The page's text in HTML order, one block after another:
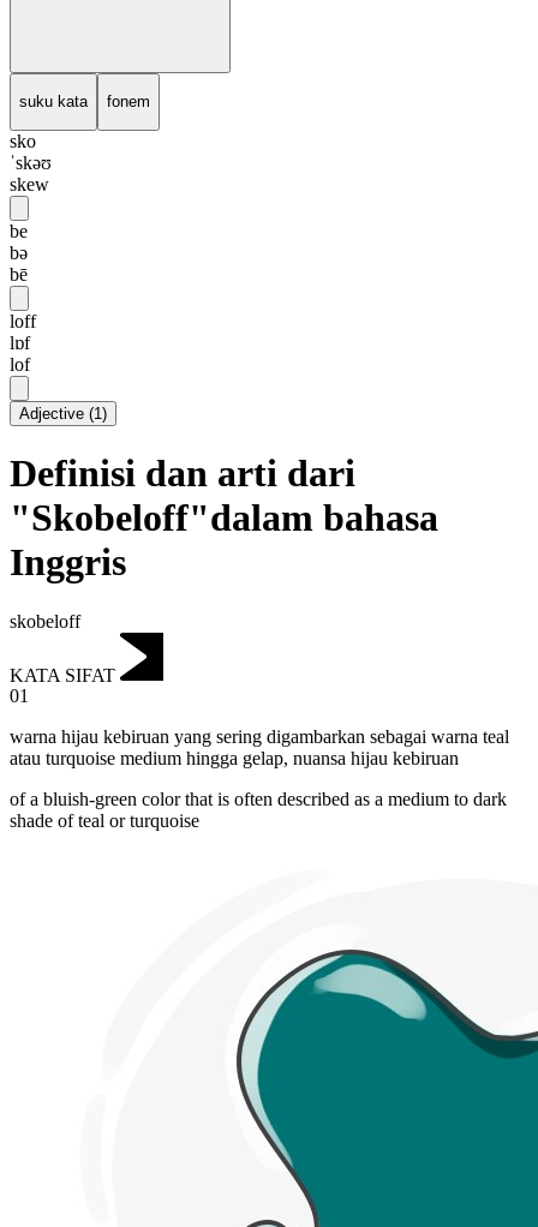
suku kata fonem
sko
ˈskəʊ
skew
be
bə
bē
loff
lɒf
lof
Adjective (1)
Definisi dan arti dari
"Skobeloff"dalam bahasa
Inggris
skobeloff
KATA SIFAT
01
warna hijau kebiruan yang sering digambarkan sebagai warna teal
atau turquoise medium hingga gelap, nuansa hijau kebiruan
of a bluish-green color that is often described as a medium to dark
shade of teal or turquoise